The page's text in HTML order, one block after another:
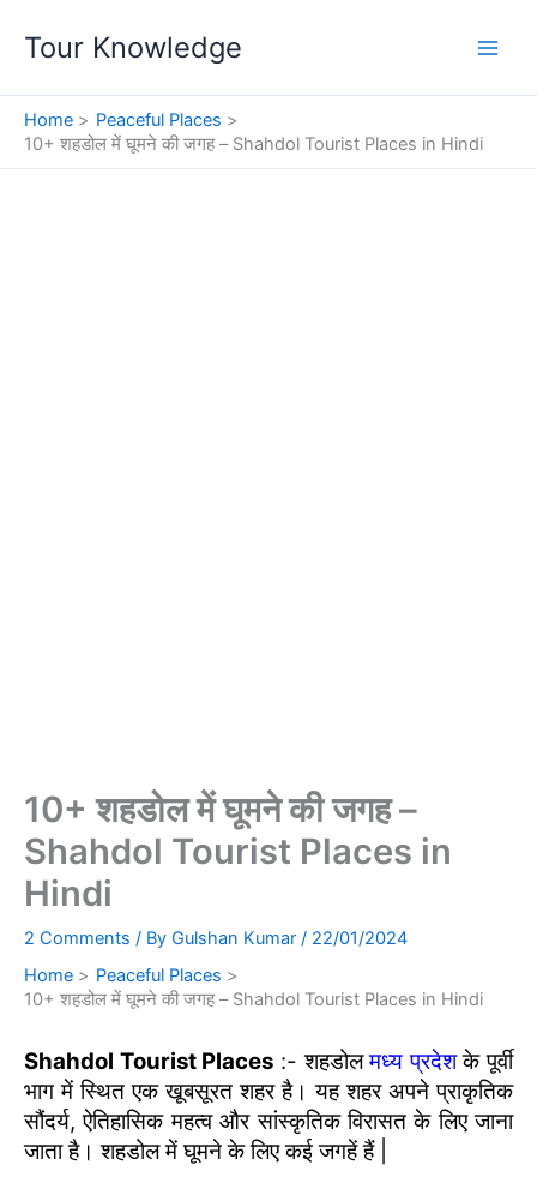
Tour Knowledge
Home
Peaceful Places
10+ शहडोल में घूमने की जगह – Shahdol Tourist Places in Hindi
10+ शहडोल में घूमने की जगह –
Shahdol Tourist Places in
Hindi
2 Comments / By Gulshan Kumar / 22/01/2024
Home
Peaceful Places
10+ शहडोल में घूमने की जगह – Shahdol Tourist Places in Hindi
Shahdol Tourist Places :- शहडोलमध्य प्रदेशके पूर्वी
भाग में स्थित एक खूबसूरत शहर है। यह शहर अपने प्राकृतिक
सौंदर्य, ऐतिहासिक महत्व और सांस्कृतिक विरासत के लिए जाना
जाता है। शहडोल में घूमने के लिए कई जगहें हैं |